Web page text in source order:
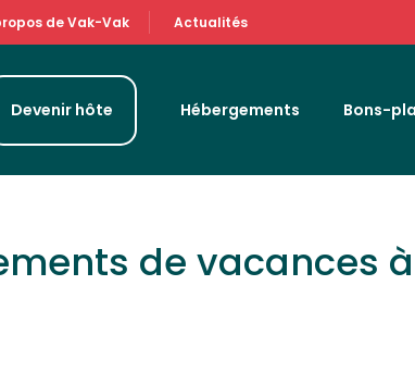
de Vak-Vak Actualités
Devenir hôte Hébergements Bons-
de vacances à